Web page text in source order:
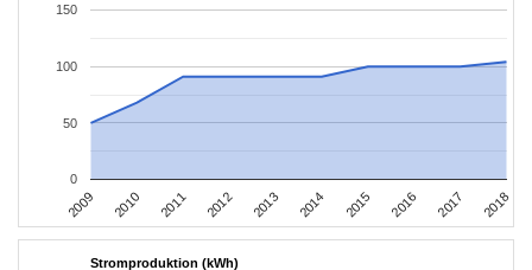
2009 2010 2011 2012 2013 2014 2015 2016 2017 2018
0
50
100
150
Stromproduktion (kWh)